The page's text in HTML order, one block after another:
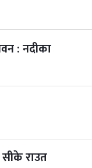
७ महिना बाँकी
: नदीका
राउत